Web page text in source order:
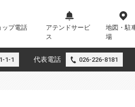
ップ電話
アテンドサービ
ス
地図・駐
場
1-1 代表電話 026-226-8181